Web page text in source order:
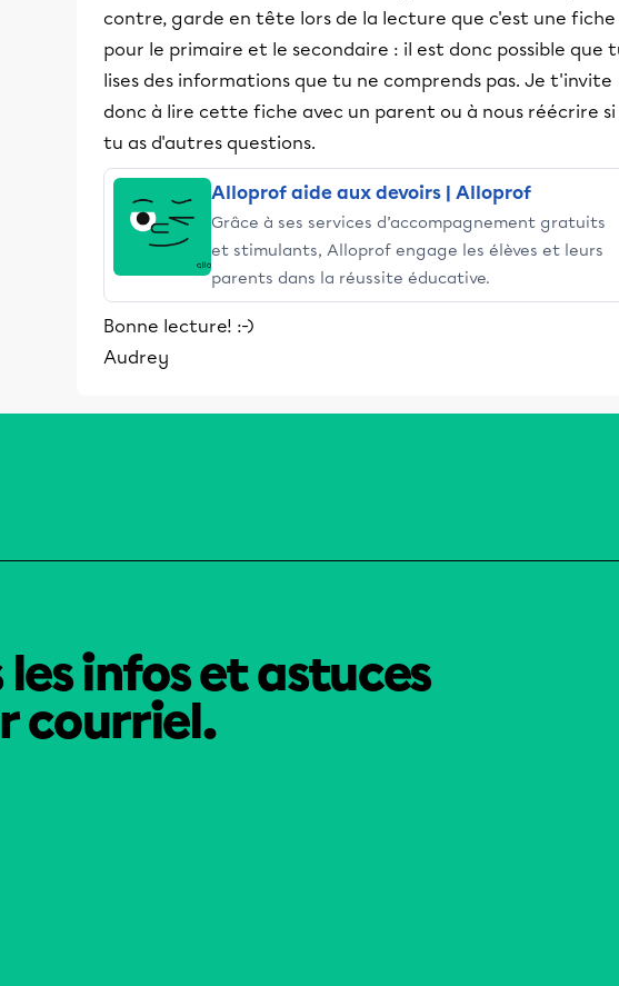
contre, garde en tête lors de la lecture que c'est une fiche
pour le primaire et le secondaire : il est donc possible que
lises des informations que tu ne comprends pas. Je t'invite
donc à lire cette fiche avec un parent ou à nous réécrire si
tu as d'autres questions.
Alloprof aide aux devoirs | Alloprof
Grâce à ses services d’accompagnement gratuits
et stimulants, Alloprof engage les élèves et leurs
parents dans la réussite éducative.
Bonne lecture! :-)
Audrey
infos et astuces
courriel.